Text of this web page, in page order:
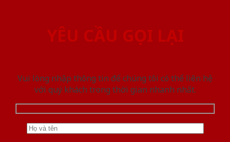
YÊU CẦU GỌI LẠI
Vui lòng nhập thông tin để chúng tôi có thể liên hệ
với quý khách trong thời gian nhanh nhất.